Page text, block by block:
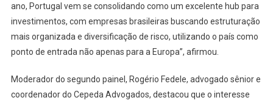
ano, Portugal vem se consolidando como um excelente hub para
investimentos, com empresas brasileiras buscando estruturação
mais organizada e diversificação de risco, utilizando o país como
ponto de entrada não apenas para a Europa”, afirmou.
Moderador do segundo painel, Rogério Fedele, advogado sênior e
coordenador do Cepeda Advogados, destacou que o interesse